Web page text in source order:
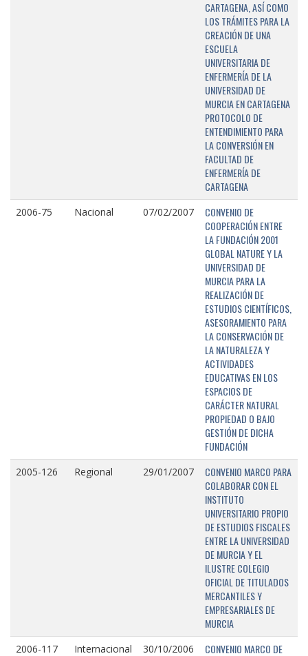
CARTAGENA, ASÍ COMO
LOS TRÁMITES PARA LA
CREACIÓN DE UNA
ESCUELA
UNIVERSITARIA DE
ENFERMERÍA DE LA
UNIVERSIDAD DE
MURCIA EN CARTAGENA
PROTOCOLO DE
ENTENDIMIENTO PARA
LA CONVERSIÓN EN
FACULTAD DE
ENFERMERÍA DE
CARTAGENA
2006-75 Nacional 07/02/2007
CONVENIO DE
COOPERACIÓN ENTRE
LA FUNDACIÓN 2001
GLOBAL NATURE Y LA
UNIVERSIDAD DE
MURCIA PARA LA
REALIZACIÓN DE
ESTUDIOS CIENTÍFICOS,
ASESORAMIENTO PARA
LA CONSERVACIÓN DE
LA NATURALEZA Y
ACTIVIDADES
EDUCATIVAS EN LOS
ESPACIOS DE
CARÁCTER NATURAL
PROPIEDAD O BAJO
GESTIÓN DE DICHA
FUNDACIÓN
2005-126 Regional 29/01/2007
CONVENIO MARCO PARA
COLABORAR CON EL
INSTITUTO
UNIVERSITARIO PROPIO
DE ESTUDIOS FISCALES
ENTRE LA UNIVERSIDAD
DE MURCIA Y EL
ILUSTRE COLEGIO
OFICIAL DE TITULADOS
MERCANTILES Y
EMPRESARIALES DE
MURCIA
2006-117 Internacional 30/10/2006
CONVENIO MARCO DE